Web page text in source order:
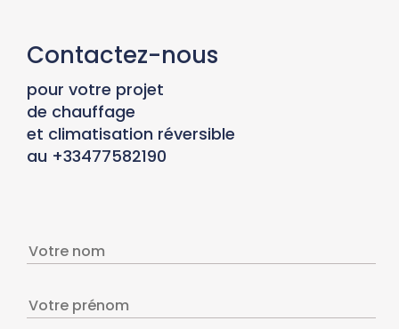
Contactez-nous
pour votre projet
de chauffage
et climatisation réversible
au +33477582190